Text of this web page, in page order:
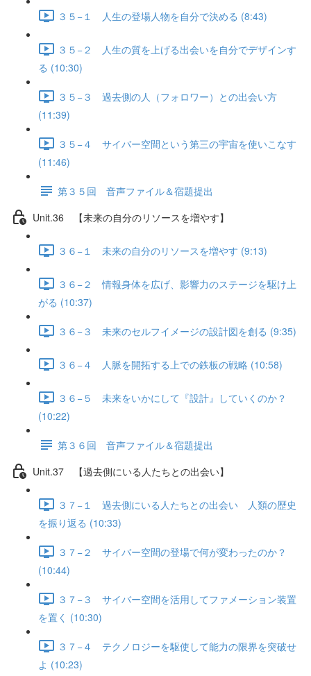
３５−１ 人生の登場人物を自分で決める (8:43)
３５−２ 人生の質を上げる出会いを自分でデザインす
る (10:30)
３５−３ 過去側の人（フォロワー）との出会い方
(11:39)
３５−４ サイバー空間という第三の宇宙を使いこなす
(11:46)
第３５回 音声ファイル＆宿題提出
Unit.36 【未来の自分のリソースを増やす】
３６−１ 未来の自分のリソースを増やす (9:13)
３６−２ 情報身体を広げ、影響力のステージを駆け上
がる (10:37)
３６−３ 未来のセルフイメージの設計図を創る (9:35)
３６−４ 人脈を開拓する上での鉄板の戦略 (10:58)
３６−５ 未来をいかにして『設計』していくのか？
(10:22)
第３６回 音声ファイル＆宿題提出
Unit.37 【過去側にいる人たちとの出会い】
３７−１ 過去側にいる人たちとの出会い 人類の歴史
を振り返る (10:33)
３７−２ サイバー空間の登場で何が変わったのか？
(10:44)
３７−３ サイバー空間を活用してファメーション装置
を置く (10:30)
３７−４ テクノロジーを駆使して能力の限界を突破せ
よ (10:23)